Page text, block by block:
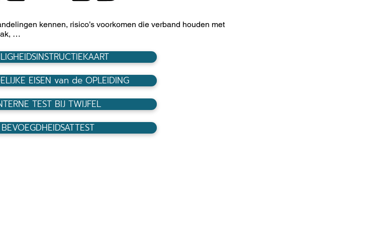
kennen, risico’s voorkomen die verband houden met
…
EISEN van de OPLEIDING
TEST BIJ TWIJFEL
BEVOEGDHEIDSATTEST